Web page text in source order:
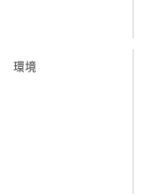
環境